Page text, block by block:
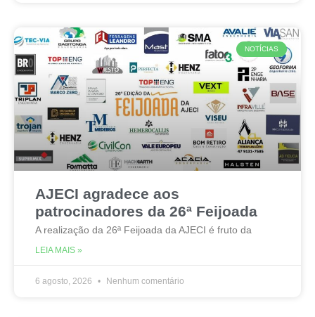
NOTÍCIAS
AJECI agradece aos
patrocinadores da 26ª Feijoada
A realização da 26ª Feijoada da AJECI é fruto da
LEIA MAIS »
6 agosto, 2026 Nenhum comentário